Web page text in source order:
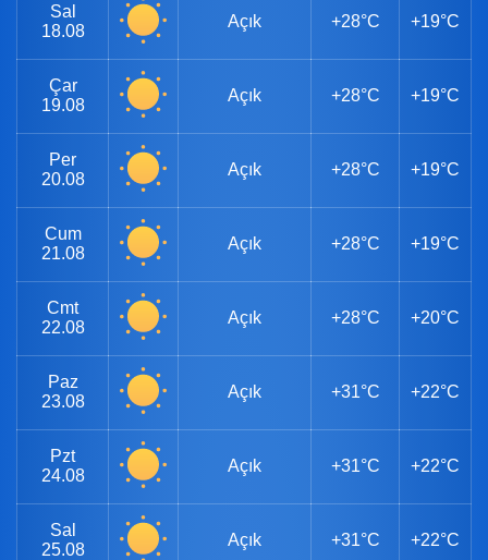
Sal
18.08
Açık +28°C +19°C
Çar
19.08
Açık +28°C +19°C
Per
20.08
Açık +28°C +19°C
Cum
21.08
Açık +28°C +19°C
Cmt
22.08
Açık +28°C +20°C
Paz
23.08
Açık +31°C +22°C
Pzt
24.08
Açık +31°C +22°C
Sal
25.08
Açık +31°C +22°C